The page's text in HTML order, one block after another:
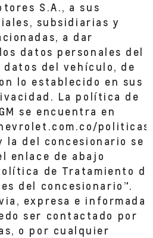
S.A., a sus
subsidiarias y
a dar
datos personales del
del vehículo, de
lo establecido en sus
La política de
se encuentra en
la del concesionario se
enlace de abajo
de Tratamiento de
del concesionario”.
expresa e informada,
ser contactado por
o por cualquier